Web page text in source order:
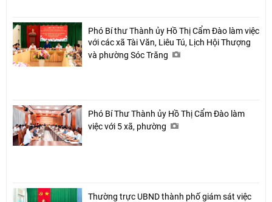
Phó Bí thư Thành ủy Hồ Thị Cẩm Đào làm việc
với các xã Tài Văn, Liêu Tú, Lịch Hội Thượng
và phường Sóc Trăng
Phó Bí Thư Thành ủy Hồ Thị Cẩm Đào làm
việc với 5 xã, phường
Thường trực UBND thành phố giám sát việc